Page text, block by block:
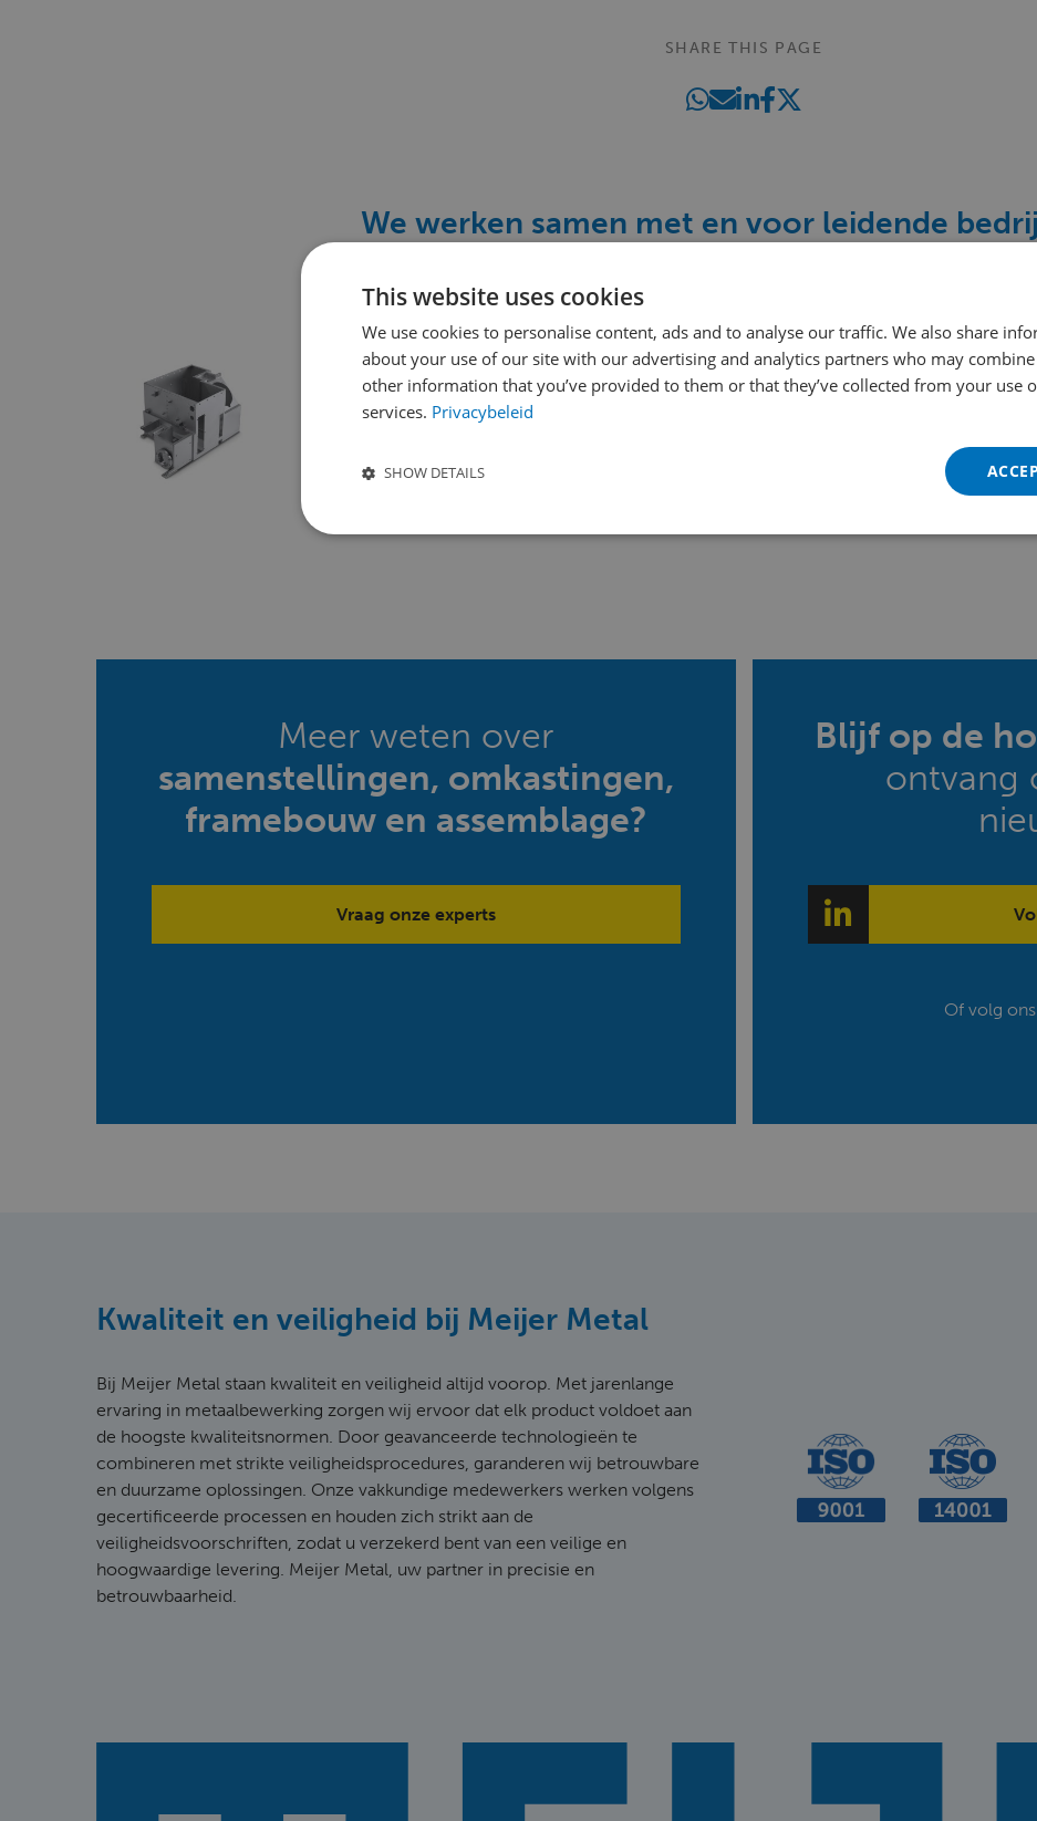
SHARE THIS PAGE
We werken samen met en voor leidende
Meer weten over
samenstellingen, omkastingen,
framebouw en assemblage?
Vraag onze experts
Blijf op de
ontvang
Of volg
Kwaliteit en veiligheid bij Meijer Metal
Bij Meijer Metal staan kwaliteit en veiligheid altijd voorop. Met jarenlange
ervaring in metaalbewerking zorgen wij ervoor dat elk product voldoet aan
de hoogste kwaliteitsnormen. Door geavanceerde technologieën te
combineren met strikte veiligheidsprocedures, garanderen wij betrouwbare
en duurzame oplossingen. Onze vakkundige medewerkers werken volgens
gecertificeerde processen en houden zich strikt aan de
veiligheidsvoorschriften, zodat u verzekerd bent van een veilige en
hoogwaardige levering. Meijer Metal, uw partner in precisie en
betrouwbaarheid.
This website uses cookies
We use cookies to personalise content, ads and to analyse our traffic. We also share
about your use of our site with our advertising and analytics partners who may
other information that you’ve provided to them or that they’ve collected from your use
services. Privacybeleid
SHOW DETAILS